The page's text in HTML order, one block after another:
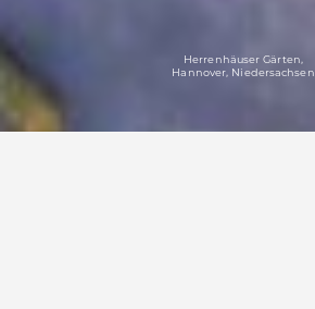
Herrenhäuser Gärten,
Hannover, Niedersachsen